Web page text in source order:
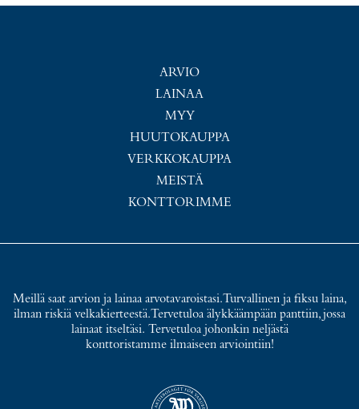
ARVIO
LAINAA
MYY
HUUTOKAUPPA
VERKKOKAUPPA
MEISTÄ
KONTTORIMME
Meillä saat arvion ja lainaa arvotavaroistasi. Turvallinen ja fiksu laina,
ilman riskiä velkakierteestä. Tervetuloa älykkäämpään panttiin, jossa
lainaat itseltäsi. Tervetuloa johonkin neljästä
konttoristamme ilmaiseen arviointiin!